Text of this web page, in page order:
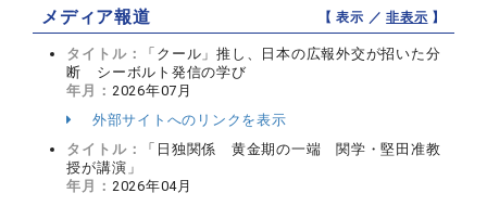
メディア報道 【 表示 ／非表示 】
タイトル：
「クール」推し、日本の広報外交が招いた分
断 シーボルト発信の学び
年月： 2026年07月
外部サイトへのリンクを表示
タイトル：
「日独関係 黄金期の一端 関学・堅田准教
授が講演」
年月： 2026年04月